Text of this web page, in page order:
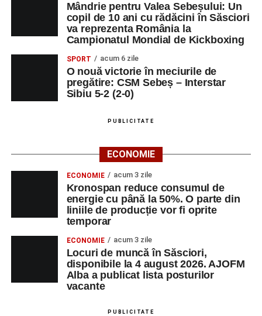
Mândrie pentru Valea Sebeșului: Un
copil de 10 ani cu rădăcini în Săsciori
va reprezenta România la
Campionatul Mondial de Kickboxing
SPORT acum 6 zile
O nouă victorie în meciurile de
pregătire: CSM Sebeș – Interstar
Sibiu 5-2 (2-0)
PUBLICITATE
ECONOMIE
ECONOMIE acum 3 zile
Kronospan reduce consumul de
energie cu până la 50%. O parte din
liniile de producție vor fi oprite
temporar
ECONOMIE acum 3 zile
Locuri de muncă în Săsciori,
disponibile la 4 august 2026. AJOFM
Alba a publicat lista posturilor
vacante
PUBLICITATE